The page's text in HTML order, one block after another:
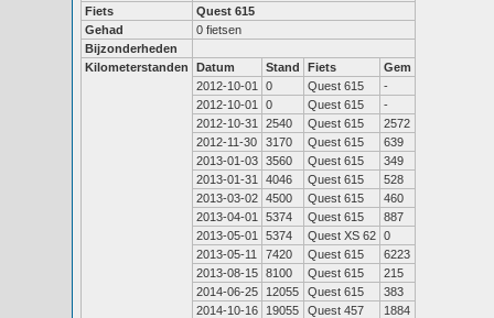
Fiets
Quest 615
Gehad
0 fietsen
Bijzonderheden
Kilometerstanden
Datum Stand Fiets
Gem
2012-10-01
0 Quest 615
-
2012-10-01
0 Quest 615
-
2012-10-31
2540 Quest 615
2572
2012-11-30
3170 Quest 615
639
2013-01-03 3560 Quest 615
349
2013-01-31
4046 Quest 615
528
2013-03-02 4500 Quest 615
460
2013-04-01
5374 Quest 615
887
2013-05-01
5374 Quest XS 62 0
2013-05-11
7420 Quest 615
6223
2013-08-15 8100 Quest 615
215
2014-06-25
12055 Quest 615
383
2014-10-16
19055 Quest 457
1884